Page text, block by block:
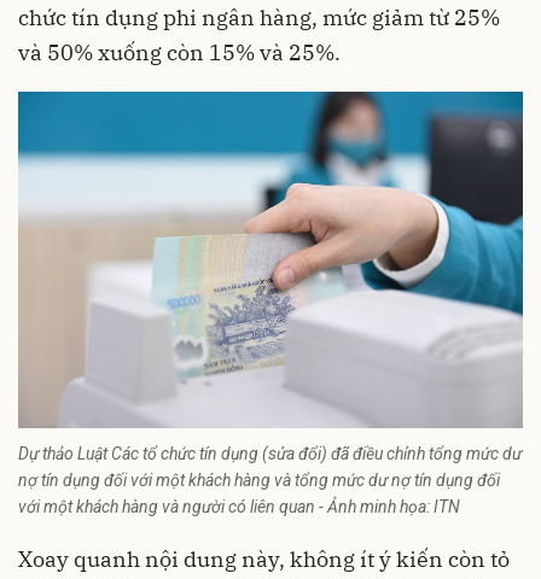
chức tín dụng phi ngân hàng, mức giảm từ 25%
và 50% xuống còn 15% và 25%.
Dự thảo Luật Các tổ chức tín dụng (sửa đổi) đã điều chỉnh tổng mức dư
nợ tín dụng đối với một khách hàng và tổng mức dư nợ tín dụng đối
với một khách hàng và người có liên quan - Ảnh minh họa: ITN
Xoay quanh nội dung này, không ít ý kiến còn tỏ